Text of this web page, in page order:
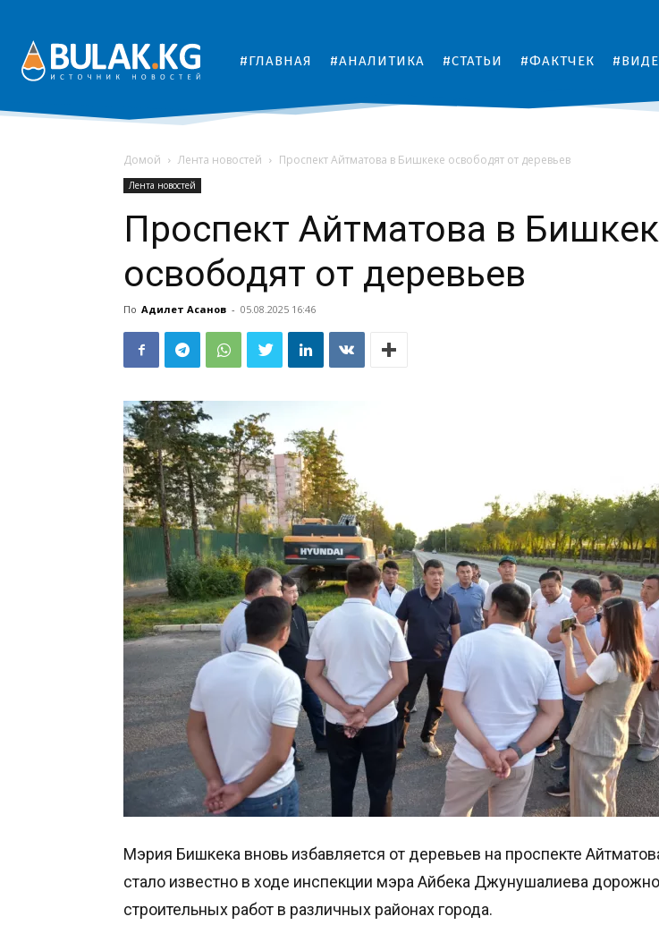
#ГЛАВНАЯ #АНАЛИТИКА #СТАТЬИ #ФАКТЧЕК
Домой Лента новостей Проспект Айтматова в Бишкеке освободят от деревьев
Лента новостей
Проспект Айтматова в
освободят от деревьев
По Адилет Асанов - 05.08.2025 16:46
Мэрия Бишкека вновь избавляется от деревьев на проспекте
стало известно в ходе инспекции мэра Айбека Джунушалиева
строительных работ в различных районах города.